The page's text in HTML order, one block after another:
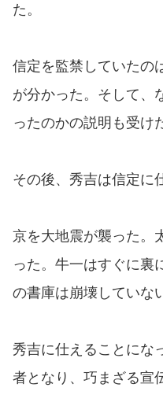
た。
信定を監禁していたの
が分かった。そして、
ったのかの説明も受け
その後、秀吉は信定に
京を大地震が襲った。
った。牛一はすぐに裏
の書庫は崩壊していな
秀吉に仕えることにな
者となり、巧まざる宣